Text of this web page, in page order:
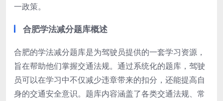
一政策。
合肥学法减分题库概述
合肥的学法减分题库是为驾驶员提供的一套学习资源，
旨在帮助他们掌握交通法规。通过系统化的题库，驾驶
员可以在学习中不仅减少违章带来的扣分，还能提高自
身的交通安全意识。题库内容涵盖了各类交通法规、常